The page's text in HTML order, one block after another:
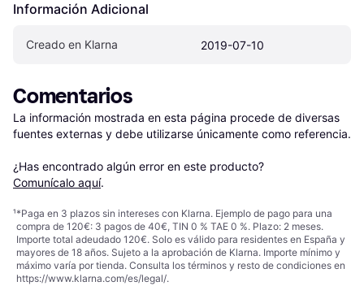
Información Adicional
Creado en Klarna 2019-07-10
Comentarios
La información mostrada en esta página procede de diversas
fuentes externas y debe utilizarse únicamente como referencia.
¿Has encontrado algún error en este producto?
Comunícalo aquí.
¹*Paga en 3 plazos sin intereses con Klarna. Ejemplo de pago para una
compra de 120€: 3 pagos de 40€, TIN 0 % TAE 0 %. Plazo: 2 meses.
Importe total adeudado 120€. Solo es válido para residentes en España y
mayores de 18 años. Sujeto a la aprobación de Klarna. Importe mínimo y
máximo varía por tienda. Consulta los términos y resto de condiciones en
https://www.klarna.com/es/legal/.